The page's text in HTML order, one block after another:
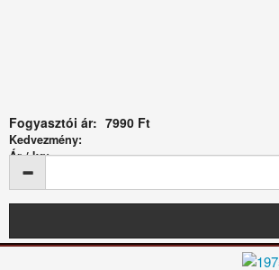
Fogyasztói ár: 7990 Ft
Kedvezmény:
Ár / kg: